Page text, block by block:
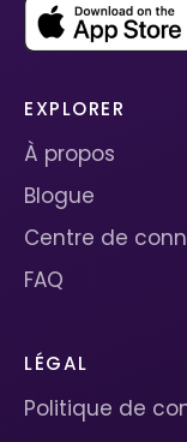
EXPLORER
À propos
Blogue
Centre de
FAQ
LÉGAL
Politique de